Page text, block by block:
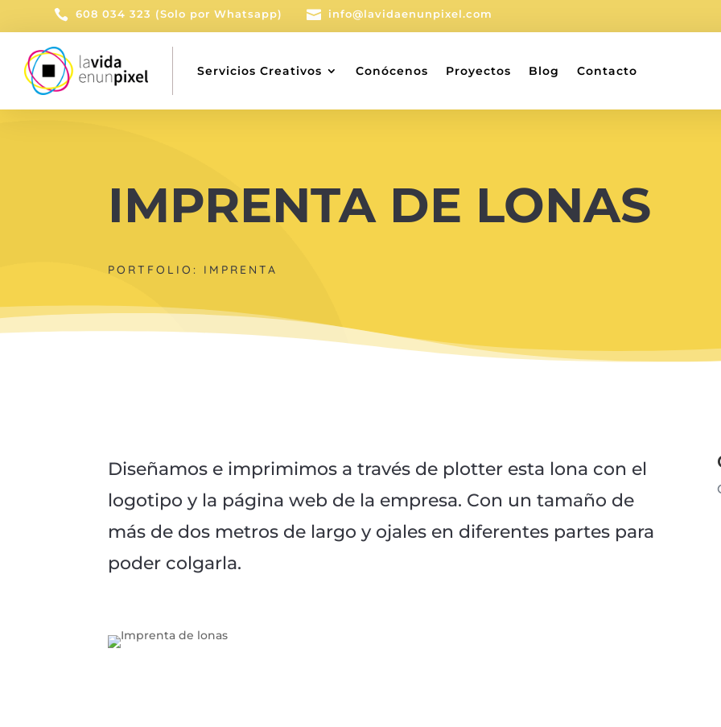
 608 034 323 (Solo por Whatsapp)  info@lavidaenunpixel.com
Servicios Creativos Conócenos Proyectos Blog Contacto
IMPRENTA DE LONAS
PORTFOLIO: IMPRENTA
Diseñamos e imprimimos a través de plotter esta lona con el
logotipo y la página web de la empresa. Con un tamaño de
más de dos metros de largo y ojales en diferentes partes para
poder colgarla.